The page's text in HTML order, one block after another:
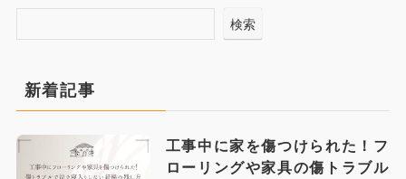
検索
新着記事
工事中に家を傷つけられた！フ
ローリングや家具の傷トラブル